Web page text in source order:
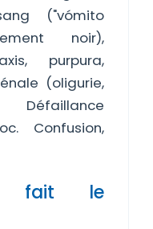
("vómito
noir),
purpura,
(oligurie,
Confusion,
fait le